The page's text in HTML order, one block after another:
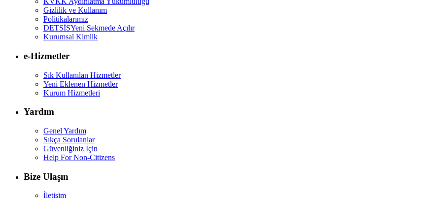
Gizlilik ve Kullanım
Politikalarımız
DETSİSYeni Sekmede Açılır
Kurumsal Kimlik
e-Hizmetler
Sık Kullanılan Hizmetler
Yeni Eklenen Hizmetler
Kurum Hizmetleri
Yardım
Genel Yardım
Sıkça Sorulanlar
Güvenliğiniz İçin
Help For Non-Citizens
Bize Ulaşın
İletişim